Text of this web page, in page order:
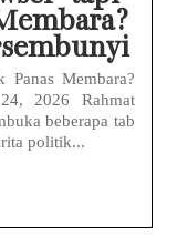
Membara?
2026 Rahmat
beberapa tab
politik...